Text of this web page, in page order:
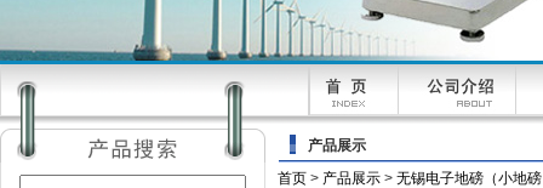
产品展示
首页 > 产品展示 > 无锡电子地磅（小地